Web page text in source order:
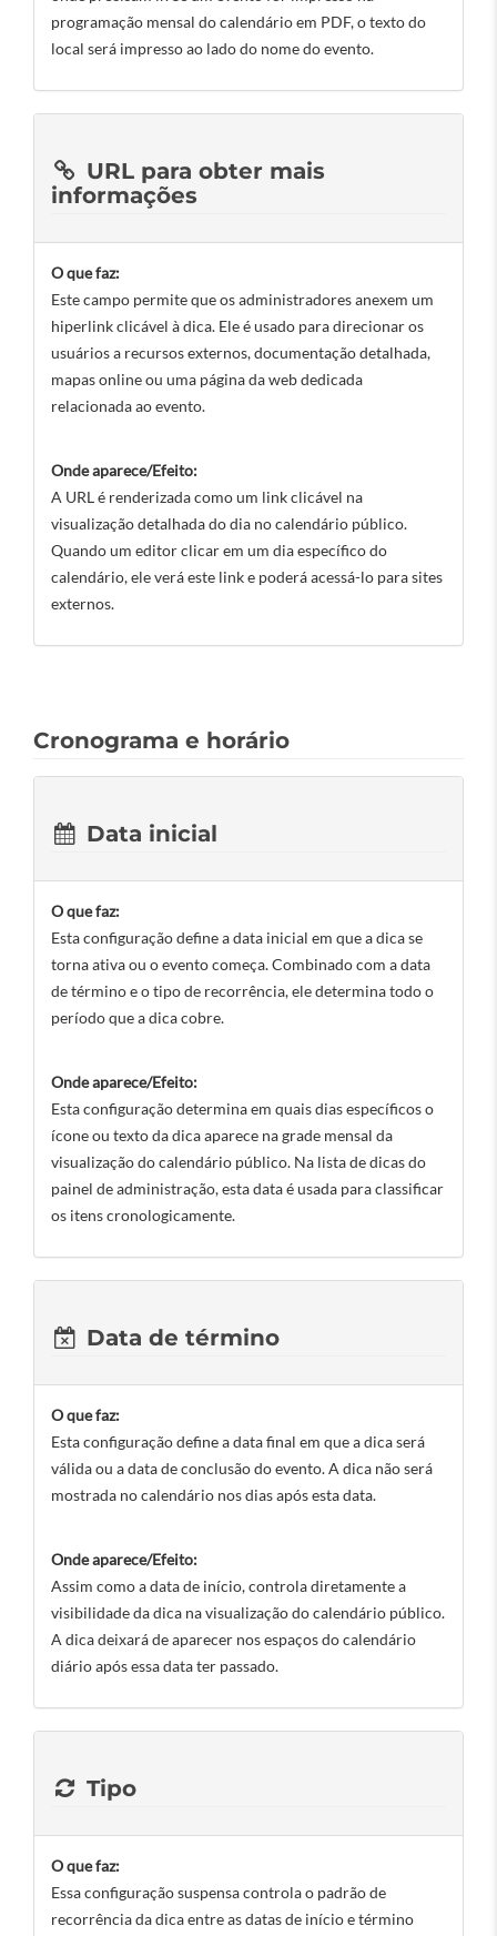
programação mensal do calendário em PDF, o texto do
local será impresso ao lado do nome do evento.
URL para obter mais
informações
O que faz:
Este campo permite que os administradores anexem um
hiperlink clicável à dica. Ele é usado para direcionar os
usuários a recursos externos, documentação detalhada,
mapas online ou uma página da web dedicada
relacionada ao evento.
Onde aparece/Efeito:
A URL é renderizada como um link clicável na
visualização detalhada do dia no calendário público.
Quando um editor clicar em um dia específico do
calendário, ele verá este link e poderá acessá-lo para sites
externos.
Cronograma e horário
Data inicial
O que faz:
Esta configuração define a data inicial em que a dica se
torna ativa ou o evento começa. Combinado com a data
de término e o tipo de recorrência, ele determina todo o
período que a dica cobre.
Onde aparece/Efeito:
Esta configuração determina em quais dias específicos o
ícone ou texto da dica aparece na grade mensal da
visualização do calendário público. Na lista de dicas do
painel de administração, esta data é usada para classificar
os itens cronologicamente.
Data de término
O que faz:
Esta configuração define a data final em que a dica será
válida ou a data de conclusão do evento. A dica não será
mostrada no calendário nos dias após esta data.
Onde aparece/Efeito:
Assim como a data de início, controla diretamente a
visibilidade da dica na visualização do calendário público.
A dica deixará de aparecer nos espaços do calendário
diário após essa data ter passado.
Tipo
O que faz:
Essa configuração suspensa controla o padrão de
recorrência da dica entre as datas de início e término